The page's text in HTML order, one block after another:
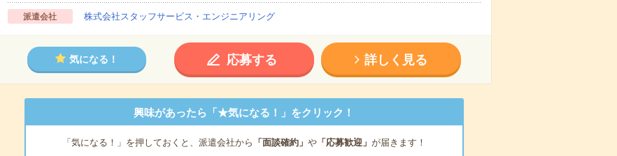
派遣会社 株式会社スタッフサービス・エンジニアリング
気になる！ 応募する 詳しく見る
興味があったら「★気になる！」をクリック！
「気になる！」を押しておくと、派遣会社から 「面談確約」 や「応募歓迎」 が届きます！